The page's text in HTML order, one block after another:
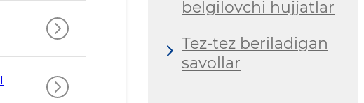
belgilovchi hujjatlar
Tez-tez beriladigan
savollar